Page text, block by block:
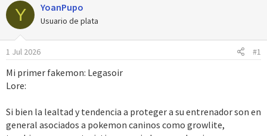
t
o
r
c
h
d
i
c
i
o
Y YoanPupo
Usuario de plata
1 Jul 2026 #1
Mi primer fakemon: Legasoir
Lore:
Si bien la lealtad y tendencia a proteger a su entrenador son en
general asociados a pokemon caninos como growlite,